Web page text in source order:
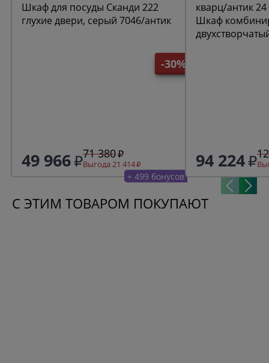
-30%
Шкаф для посуды Сканди 222
глухие двери, серый 7046/антик
49 966 71 380
Выгода 21 414
+ 499 бонусов
Шкаф
94 224
С ЭТИМ ТОВАРОМ ПОКУПАЮТ